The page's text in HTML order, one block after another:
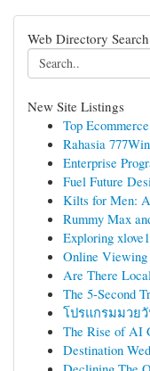
Web Directory Search
New Site Listings
Top
Rahasia
Enterprise
Fuel Future
Kilts for Men:
Rummy Max
Exploring
Online Viewing
Are There
The 5-Second
โปรแกรมมวย
The Rise of AI
Destination